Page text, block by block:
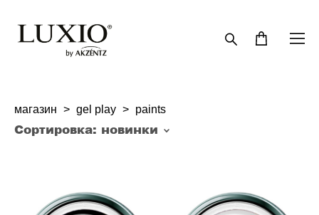
магазин > gel play > paints
Сортировка: новинки